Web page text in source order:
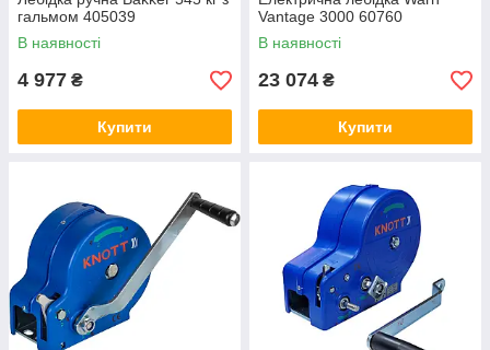
гальмом 405039
В наявності
4 977 ₴
Купити
Vantage 3000 60760
В наявності
23 074 ₴
Купити